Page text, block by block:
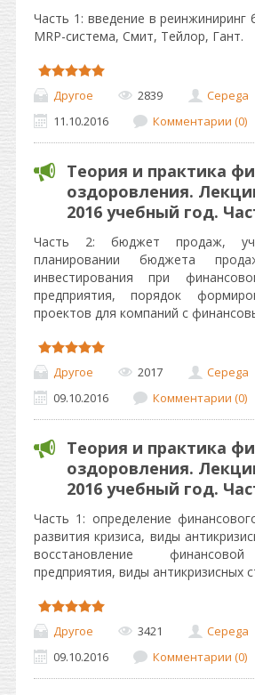
Часть 1: введение в реинжиниринг
MRP-система, Смит, Тейлор, Гант.
Другое 2839
Cepega
11.10.2016
Комментарии (0)
Теория и практика
оздоровления.
2016 учебный год.
Часть 2: бюджет продаж,
планировании бюджета
инвестирования при
предприятия, порядок
проектов для компаний с
Другое 2017
Cepega
09.10.2016
Комментарии (0)
Теория и практика
оздоровления.
2016 учебный год.
Часть 1: определение
развития кризиса, виды
восстановление
предприятия, виды антикризисных
Другое 3421
Cepega
09.10.2016
Комментарии (0)